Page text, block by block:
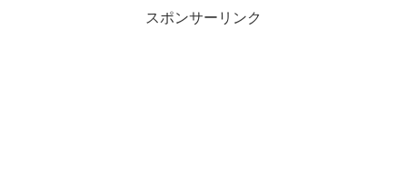
スポンサーリンク